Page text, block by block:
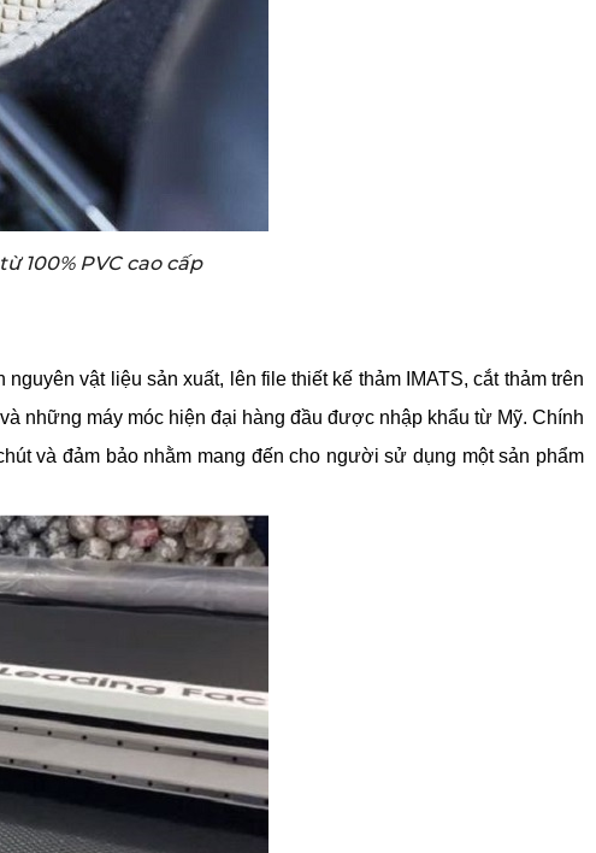
100% PVC cao cấp
vật liệu sản xuất, lên file thiết kế thảm IMATS, cắt thảm trên
những máy móc hiện đại hàng đầu được nhập khẩu từ Mỹ. Chính
và đảm bảo nhằm mang đến cho người sử dụng một sản phẩm